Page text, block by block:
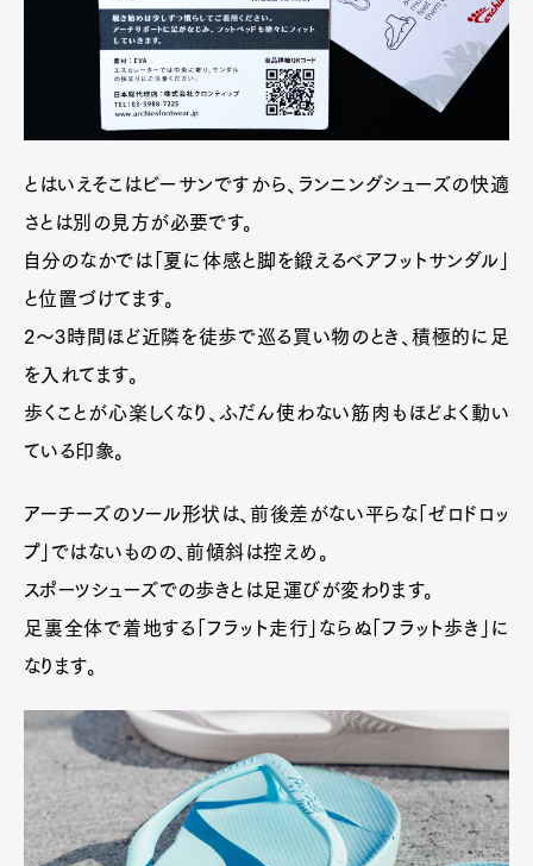
とはいえそこはビーサンですから、ランニングシューズの快適
さとは別の見方が必要です。
自分のなかでは「夏に体感と脚を鍛えるベアフットサンダル」
と位置づけてます。
2〜3時間ほど近隣を徒歩で巡る買い物のとき、積極的に足
を入れてます。
歩くことが心楽しくなり、ふだん使わない筋肉もほどよく動い
ている印象。
アーチーズのソール形状は、前後差がない平らな「ゼロドロッ
プ」ではないものの、前傾斜は控えめ。
スポーツシューズでの歩きとは足運びが変わります。
足裏全体で着地する「フラット走行」ならぬ「フラット歩き」に
なります。